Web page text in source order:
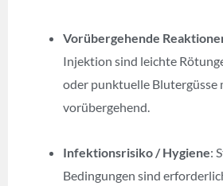
Vorübergehende
Injektion sind leichte
oder punktuelle Blutergüsse
vorübergehend.
Infektionsrisiko / Hygiene:
Bedingungen sind